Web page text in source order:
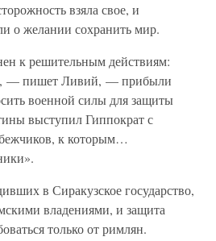
взяла свое, и
о желании сохранить мир.
к решительным действиям:
— пишет Ливий, — прибыли
военной силы для защиты
выступил Гиппократ с
к которым…
в Сиракузское государство,
владениями, и защита
только от римлян.